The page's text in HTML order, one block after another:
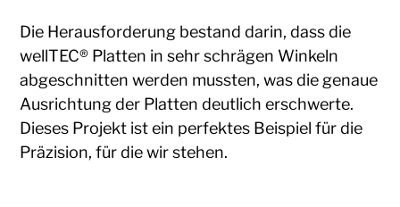
Die Herausforderung bestand darin, dass die
wellTEC® Platten in sehr schrägen Winkeln
abgeschnitten werden mussten, was die genaue
Ausrichtung der Platten deutlich erschwerte.
Dieses Projekt ist ein perfektes Beispiel für die
Präzision, für die wir stehen.